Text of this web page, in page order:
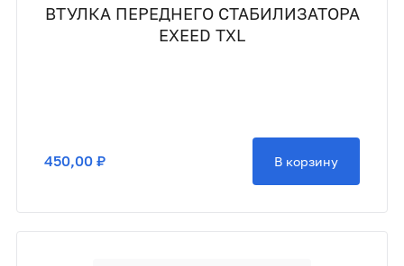
ВТУЛКА ПЕРЕДНЕГО СТАБИЛИЗАТОРА
EXEED TXL
450,00 ₽ В корзину